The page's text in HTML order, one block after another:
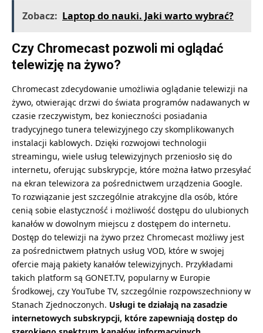
Zobacz: Laptop do nauki. Jaki warto wybrać?
Czy Chromecast pozwoli mi oglądać
telewizję na żywo?
Chromecast zdecydowanie umożliwia oglądanie telewizji na
żywo, otwierając drzwi do świata programów nadawanych w
czasie rzeczywistym, bez konieczności posiadania
tradycyjnego tunera telewizyjnego czy skomplikowanych
instalacji kablowych. Dzięki rozwojowi technologii
streamingu, wiele usług telewizyjnych przeniosło się do
internetu, oferując subskrypcje, które można łatwo przesyłać
na ekran telewizora za pośrednictwem urządzenia Google.
To rozwiązanie jest szczególnie atrakcyjne dla osób, które
cenią sobie elastyczność i możliwość dostępu do ulubionych
kanałów w dowolnym miejscu z dostępem do internetu.
Dostęp do telewizji na żywo przez Chromecast możliwy jest
za pośrednictwem płatnych usług VOD, które w swojej
ofercie mają pakiety kanałów telewizyjnych. Przykładami
takich platform są GONET.TV, popularny w Europie
Środkowej, czy YouTube TV, szczególnie rozpowszechniony w
Stanach Zjednoczonych. Usługi te działają na zasadzie
internetowych subskrypcji, które zapewniają dostęp do